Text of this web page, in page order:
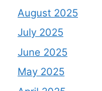
August 2025
July 2025
June 2025
May 2025